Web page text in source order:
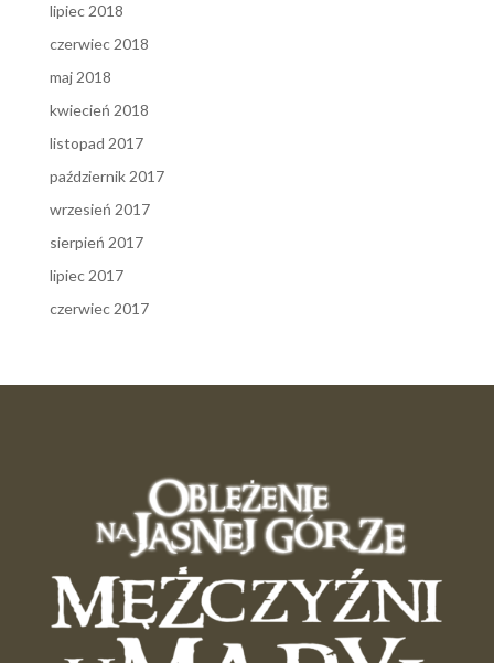
lipiec 2018
czerwiec 2018
maj 2018
kwiecień 2018
listopad 2017
październik 2017
wrzesień 2017
sierpień 2017
lipiec 2017
czerwiec 2017